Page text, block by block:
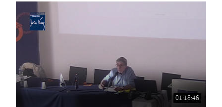
01:18:46